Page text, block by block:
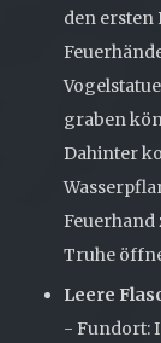
den ersten
graben
Dahinter
Feuerhand
Truhe
Leere
- Fundort: